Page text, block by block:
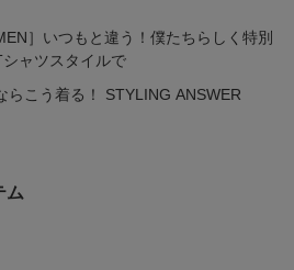
］いつもと違う！僕たちらしく特別
シャツスタイルで
らこう着る！ STYLING ANSWER
ム